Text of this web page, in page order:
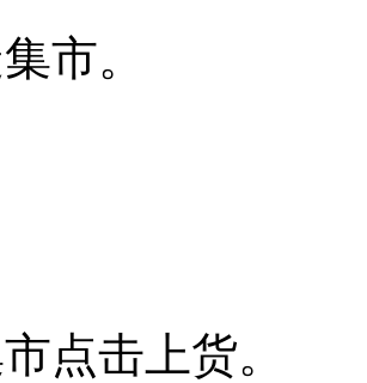
市。
点击上货。